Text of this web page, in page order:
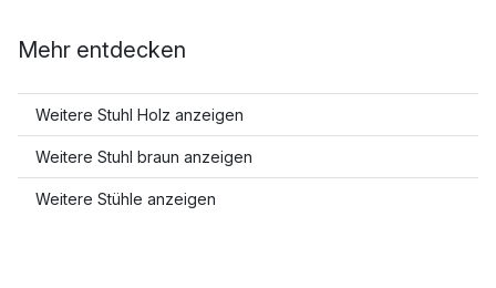
Mehr entdecken
Weitere Stuhl Holz anzeigen
Weitere Stuhl braun anzeigen
Weitere Stühle anzeigen